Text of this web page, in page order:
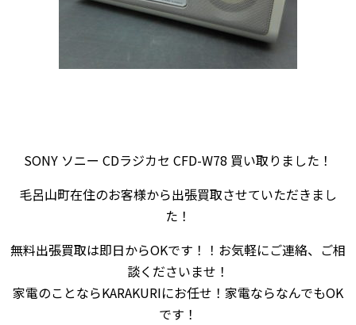
SONY ソニー CDラジカセ CFD-W78 買い取りました！
毛呂山町在住のお客様から出張買取させていただきまし
た！
無料出張買取は即日からOKです！！お気軽にご連絡、ご相
談くださいませ！
家電のことならKARAKURIにお任せ！家電ならなんでもOK
です！